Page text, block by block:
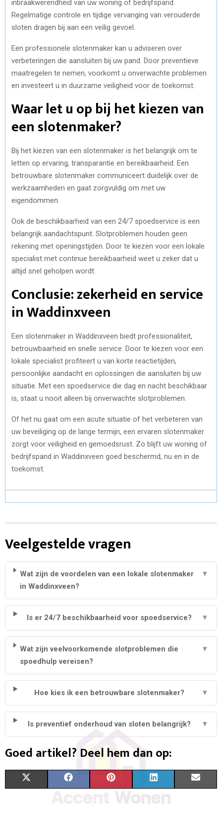
inbraakwerendheid van uw woning of bedrijfspand.
Regelmatige controle en tijdige vervanging van verouderde
sloten dragen bij aan een veilig gevoel.
Een professionele slotenmaker kan u adviseren over
verbeteringen die aansluiten bij uw pand. Door preventieve
maatregelen te nemen, voorkomt u onverwachte problemen
en investeert u in duurzame veiligheid voor de toekomst.
Waar let u op bij het kiezen van
een slotenmaker?
Bij het kiezen van een slotenmaker is het belangrijk om te
letten op ervaring, transparantie en bereikbaarheid. Een
betrouwbare slotenmaker communiceert duidelijk over de
werkzaamheden en gaat zorgvuldig om met uw
eigendommen.
Ook de beschikbaarheid van een 24/7 spoedservice is een
belangrijk aandachtspunt. Slotproblemen houden geen
rekening met openingstijden. Door te kiezen voor een lokale
specialist met continue bereikbaarheid weet u zeker dat u
altijd snel geholpen wordt.
Conclusie: zekerheid en service
in Waddinxveen
Een slotenmaker in Waddinxveen biedt professionaliteit,
betrouwbaarheid en snelle service. Door te kiezen voor een
lokale specialist profiteert u van korte reactietijden,
persoonlijke aandacht en oplossingen die aansluiten bij uw
situatie. Met een spoedservice die dag en nacht beschikbaar
is, staat u nooit alleen bij onverwachte slotproblemen.
Of het nu gaat om een acute situatie of het verbeteren van
uw beveiliging op de lange termijn, een ervaren slotenmaker
zorgt voor veiligheid en gemoedsrust. Zo blijft uw woning of
bedrijfspand in Waddinxveen goed beschermd, nu en in de
toekomst.
Veelgestelde vragen
Wat zijn de voordelen van een lokale slotenmaker
in Waddinxveen?
▼
Is er 24/7 beschikbaarheid voor spoedservice? ▼
Wat zijn veelvoorkomende slotproblemen die
spoedhulp vereisen?
▼
Hoe kies ik een betrouwbare slotenmaker? ▼
Is preventief onderhoud van sloten belangrijk? ▼
Goed artikel? Deel hem dan op:
HA HI H